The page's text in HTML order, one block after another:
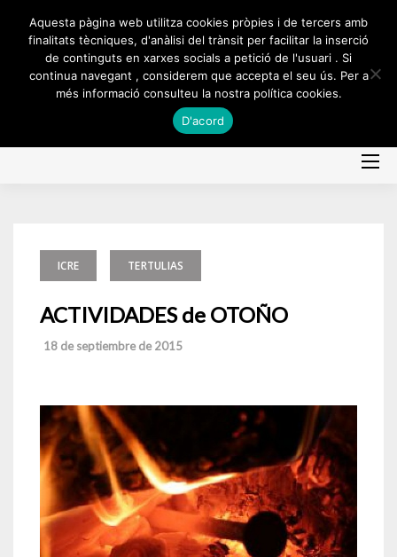
ICRE TERTULIAS
ACTIVIDADES de OTOÑO
18 de septiembre de 2015
Aquesta pàgina web utilitza cookies pròpies i de tercers amb
finalitats tècniques, d'anàlisi del trànsit per facilitar la inserció
de continguts en xarxes socials a petició de l'usuari . Si
continua navegant , considerem que accepta el seu ús. Per a
més informació consulteu la nostra política cookies.
D'acord